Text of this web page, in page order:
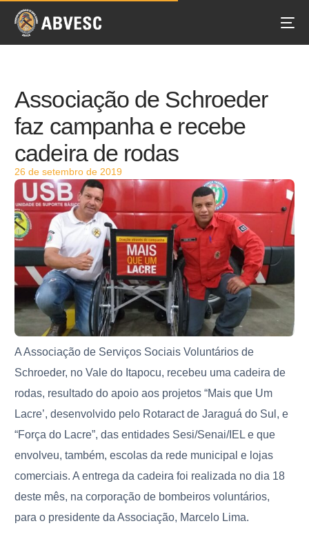
Associação de Schroeder
faz campanha e recebe
cadeira de rodas
26 de setembro de 2019
A Associação de Serviços Sociais Voluntários de
Schroeder, no Vale do Itapocu, recebeu uma cadeira de
rodas, resultado do apoio aos projetos “Mais que Um
Lacre’, desenvolvido pelo Rotaract de Jaraguá do Sul, e
“Força do Lacre”, das entidades Sesi/Senai/IEL e que
envolveu, também, escolas da rede municipal e lojas
comerciais. A entrega da cadeira foi realizada no dia 18
deste mês, na corporação de bombeiros voluntários,
para o presidente da Associação, Marcelo Lima.